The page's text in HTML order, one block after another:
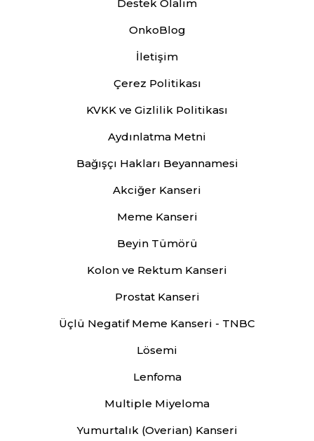
Destek Olalım
OnkoBlog
İletişim
Çerez Politikası
KVKK ve Gizlilik Politikası
Aydınlatma Metni
Bağışçı Hakları Beyannamesi
Akciğer Kanseri
Meme Kanseri
Beyin Tümörü
Kolon ve Rektum Kanseri
Prostat Kanseri
Üçlü Negatif Meme Kanseri - TNBC
Lösemi
Lenfoma
Multiple Miyeloma
Yumurtalık (Overian) Kanseri